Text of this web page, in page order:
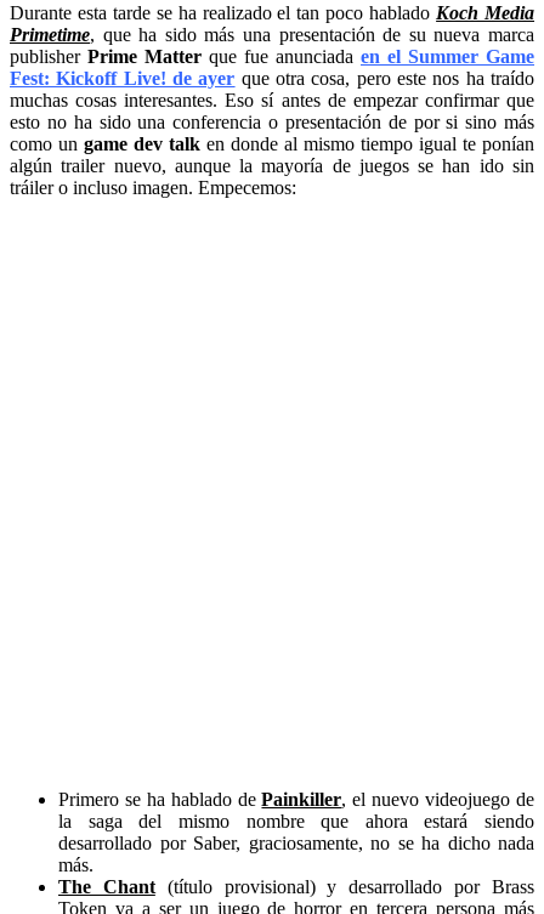
Durante esta tarde se ha realizado el tan poco hablado Koch Media
Primetime, que ha sido más una presentación de su nueva marca
publisher Prime Matter que fue anunciada en el Summer Game
Fest: Kickoff Live! de ayer que otra cosa, pero este nos ha traído
muchas cosas interesantes. Eso sí antes de empezar confirmar que
esto no ha sido una conferencia o presentación de por si sino más
como un game dev talk en donde al mismo tiempo igual te ponían
algún trailer nuevo, aunque la mayoría de juegos se han ido sin
tráiler o incluso imagen. Empecemos:
Primero se ha hablado dePainkiller, el nuevo videojuego de
la saga del mismo nombre que ahora estará siendo
desarrollado por Saber, graciosamente, no se ha dicho nada
más.
The Chant(título provisional) y desarrollado por Brass
Token va a ser un juego de horror en tercera persona más